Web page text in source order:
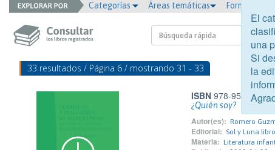
Categorías Áreas temáticas Formato
33 resultados / Página 6 / mostrando 31 - 33
ISBN 978-956-7713-
¿Quién soy?
Autor(es): Romero
Editorial: Sol y Luna
Materia: Literatura
El
una
Si
la